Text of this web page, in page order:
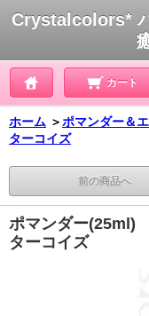
Crystalcolors*
カート
ホーム ＞ポマンダー＆
ターコイズ
前の商品へ
ポマンダー(25ml)
ターコイズ